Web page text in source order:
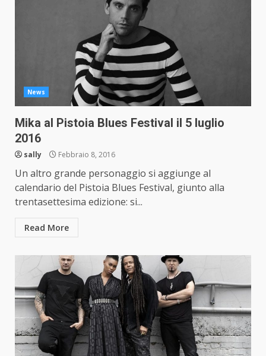
News
Mika al Pistoia Blues Festival il 5 luglio
2016
sally Febbraio 8, 2016
Un altro grande personaggio si aggiunge al
calendario del Pistoia Blues Festival, giunto alla
trentasettesima edizione: si...
Read More